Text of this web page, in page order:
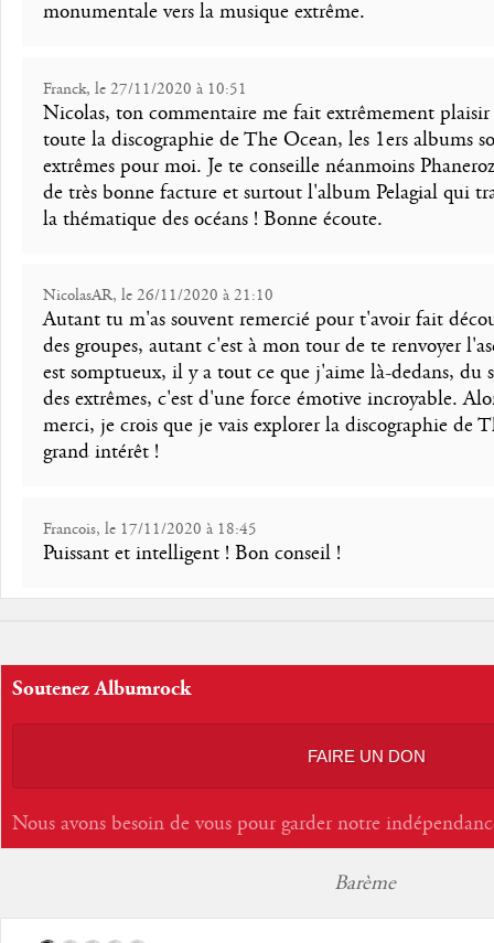
monumentale vers la musique extrême.
Franck, le 27/11/2020 à 10:51
Nicolas, ton commentaire me fait extrêmement plaisir
toute la discographie de The Ocean, les 1ers albums
extrêmes pour moi. Je te conseille néanmoins
de très bonne facture et surtout l'album Pelagial qui
la thématique des océans ! Bonne écoute.
NicolasAR, le 26/11/2020 à 21:10
Autant tu m'as souvent remercié pour t'avoir fait
des groupes, autant c'est à mon tour de te renvoyer
est somptueux, il y a tout ce que j'aime là-dedans, du
des extrêmes, c'est d'une force émotive incroyable.
merci, je crois que je vais explorer la discographie de
grand intérêt !
Francois, le 17/11/2020 à 18:45
Puissant et intelligent ! Bon conseil !
Soutenez Albumrock
FAIRE UN DON
Nous avons besoin de vous pour garder notre
Barème